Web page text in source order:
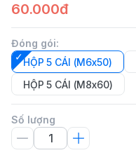
60.000đ
Đóng gói:
HỘP 5 CÁI (M6x50)
HỘP 5 CÁI (M8x60)
Số lượng